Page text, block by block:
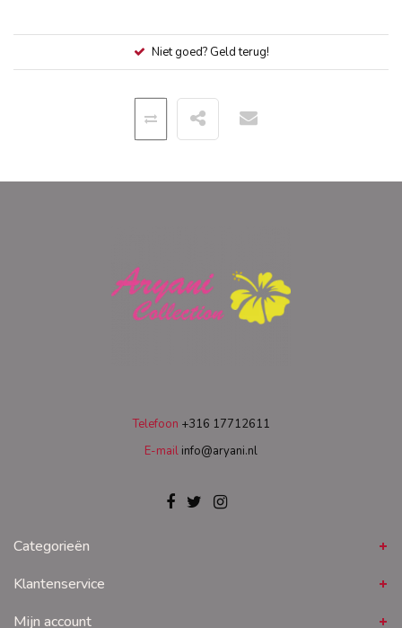
Niet goed? Geld terug!
Telefoon +316 17712611
E-mail info@aryani.nl
Categorieën
Klantenservice
Mijn account